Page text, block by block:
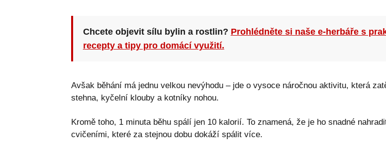
Chcete objevit sílu bylin a rostlin? Prohlédněte si naše e-herbáře s
recepty a tipy pro domácí využití.
Avšak běhání má jednu velkou nevýhodu – jde o vysoce náročnou aktivitu, která
stehna, kyčelní klouby a kotníky nohou.
Kromě toho, 1 minuta běhu spálí jen 10 kalorií. To znamená, že je ho snadné
cvičeními, které za stejnou dobu dokáží spálit více.